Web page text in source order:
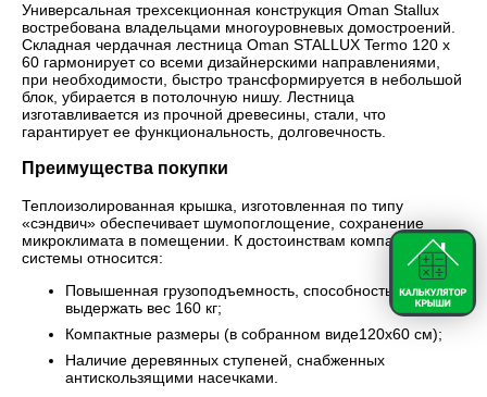
Универсальная трехсекционная конструкция Oman Stallux
востребована владельцами многоуровневых домостроений.
Складная чердачная лестница Oman STALLUX Termo 120 х
60 гармонирует со всеми дизайнерскими направлениями,
при необходимости, быстро трансформируется в небольшой
блок, убирается в потолочную нишу. Лестница
изготавливается из прочной древесины, стали, что
гарантирует ее функциональность, долговечность.
Преимущества покупки
Теплоизолированная крышка, изготовленная по типу
«сэндвич» обеспечивает шумопоглощение, сохранение
микроклимата в помещении. К достоинствам компактной
системы относится:
Повышенная грузоподъемность, способность
выдержать вес 160 кг;
Компактные размеры (в собранном виде120х60 см);
Наличие деревянных ступеней, снабженных
антискользящими насечками.